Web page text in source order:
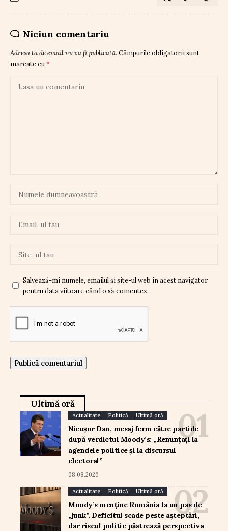
Niciun comentariu
Adresa ta de email nu va fi publicată. Câmpurile obligatorii sunt
marcate cu *
Salvează-mi numele, emailul și site-ul web în acest navigator
pentru data viitoare când o să comentez.
Ultimă oră
Actualitate Politică Ultimă oră
Nicușor Dan, mesaj ferm către partide
după verdictul Moody’s: „Renunțați la
agendele politice și la discursul
electoral”
08.08.2026
Actualitate Politică Ultimă oră
Moody’s menține România la un pas de
„junk”. Deficitul scade peste așteptări,
dar riscul politic păstrează perspectiva